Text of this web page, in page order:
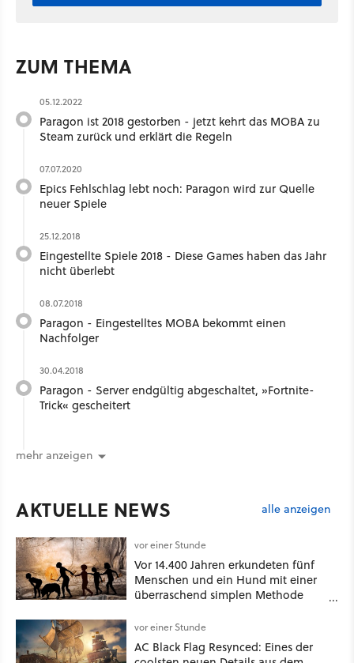
ZUM THEMA
05.12.2022
Paragon ist 2018 gestorben - jetzt kehrt das MOBA zu
Steam zurück und erklärt die Regeln
07.07.2020
Epics Fehlschlag lebt noch: Paragon wird zur Quelle
neuer Spiele
25.12.2018
Eingestellte Spiele 2018 - Diese Games haben das Jahr
nicht überlebt
08.07.2018
Paragon - Eingestelltes MOBA bekommt einen
Nachfolger
30.04.2018
Paragon - Server endgültig abgeschaltet, »Fortnite-
Trick« gescheitert
mehr anzeigen
AKTUELLE NEWS alle anzeigen
vor einer Stunde
Vor 14.400 Jahren erkundeten fünf
Menschen und ein Hund mit einer
überraschend simplen Methode
Spuren für die Ewigkeit
vor einer Stunde
AC Black Flag Resynced: Eines der